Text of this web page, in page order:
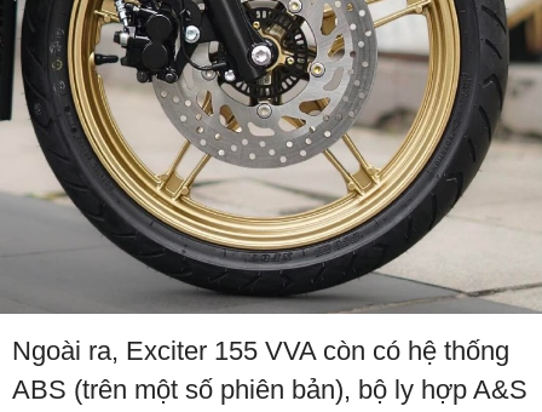
Ngoài ra, Exciter 155 VVA còn có hệ thống
ABS (trên một số phiên bản), bộ ly hợp A&S